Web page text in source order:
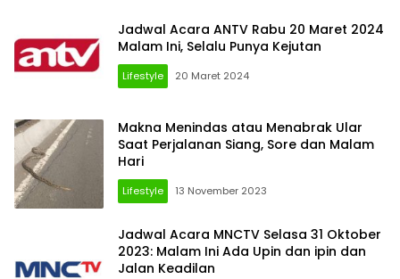
Jadwal Acara ANTV Rabu 20 Maret 2024
Malam Ini, Selalu Punya Kejutan
Lifestyle 20 Maret 2024
Makna Menindas atau Menabrak Ular
Saat Perjalanan Siang, Sore dan Malam
Hari
Lifestyle 13 November 2023
Jadwal Acara MNCTV Selasa 31 Oktober
2023: Malam Ini Ada Upin dan ipin dan
Jalan Keadilan